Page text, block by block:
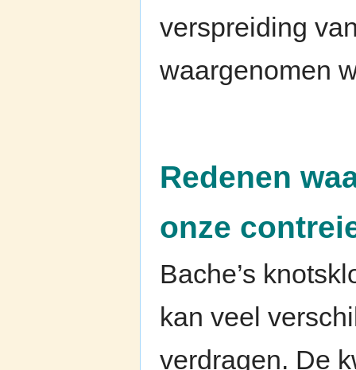
verspreiding
waargenomen
Redenen
onze
Bache’s
kan veel
verdragen. De